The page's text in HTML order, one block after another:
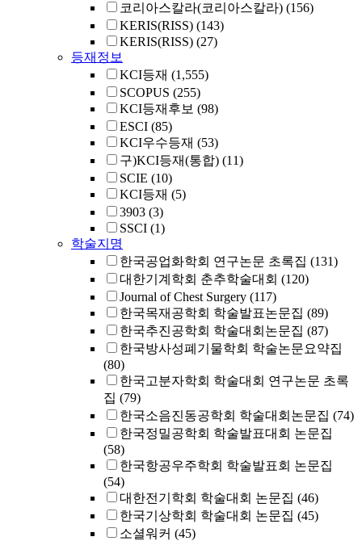
코리아스칼라(코리아스칼라) (156)
KERIS(RISS) (143)
KERIS(RISS) (27)
등재정보
KCI등재 (1,555)
SCOPUS (255)
KCI등재후보 (98)
ESCI (85)
KCI우수등재 (53)
구)KCI등재(통합) (11)
SCIE (10)
KCI등재 (5)
3903 (3)
SSCI (1)
학술지명
한국공업화학회 연구논문 초록집 (131)
대한기계학회 춘추학술대회 (120)
Journal of Chest Surgery (117)
한국목재공학회 학술발표논문집 (89)
한국추진공학회 학술대회논문집 (87)
한국방사성폐기물학회 학술논문요약집
(80)
한국고분자학회 학술대회 연구논문 초록
집 (79)
한국소음진동공학회 학술대회논문집 (74)
한국정밀공학회 학술발표대회 논문집
(58)
한국항공우주학회 학술발표회 논문집
(54)
대한전기학회 학술대회 논문집 (46)
한국기상학회 학술대회 논문집 (45)
소셜워커 (45)